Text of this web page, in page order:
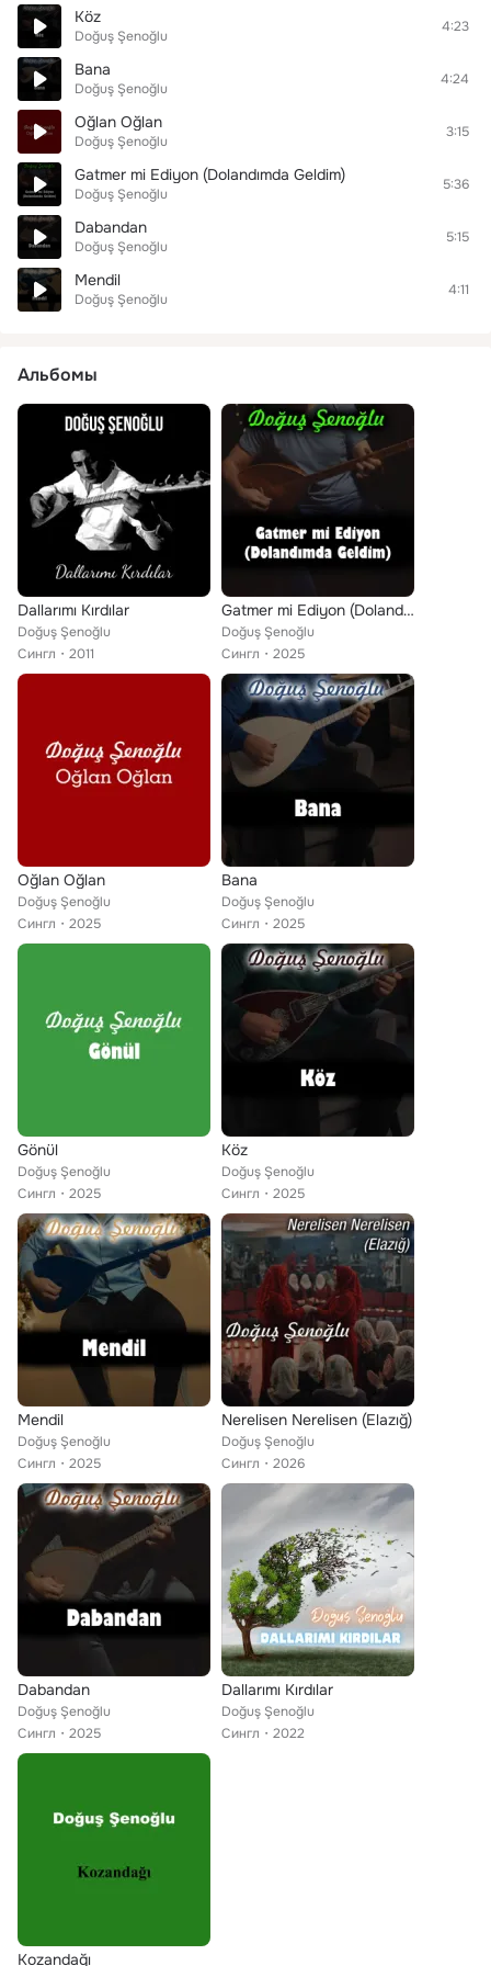
Köz
Doğuş Şenoğlu
4:23
Bana
Doğuş Şenoğlu
4:24
Oğlan Oğlan
Doğuş Şenoğlu
3:15
Gatmer mi Ediyon (Dolandımda Geldim)
Doğuş Şenoğlu
5:36
Dabandan
Doğuş Şenoğlu
5:15
Mendil
Doğuş Şenoğlu
4:11
Альбомы
Dallarımı Kırdılar
Doğuş Şenoğlu
Сингл
2011
Gatmer mi Ediyon (Dolandımda Geldim)
Doğuş Şenoğlu
Сингл
2025
Oğlan Oğlan
Doğuş Şenoğlu
Сингл
2025
Bana
Doğuş Şenoğlu
Сингл
2025
Gönül
Doğuş Şenoğlu
Сингл
2025
Köz
Doğuş Şenoğlu
Сингл
2025
Mendil
Doğuş Şenoğlu
Сингл
2025
Nerelisen Nerelisen (Elazığ)
Doğuş Şenoğlu
Сингл
2026
Dabandan
Doğuş Şenoğlu
Сингл
2025
Dallarımı Kırdılar
Doğuş Şenoğlu
Сингл
2022
Kozandağı